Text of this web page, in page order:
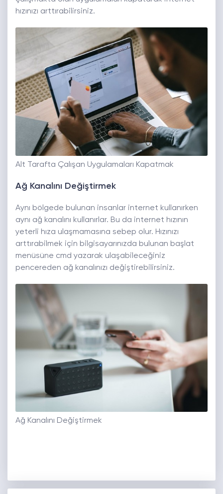
hızınızı arttırabilirsiniz.
Alt Tarafta Çalışan Uygulamaları Kapatmak
Ağ Kanalını Değiştirmek
Aynı bölgede bulunan insanlar internet kullanırken
aynı ağ kanalını kullanırlar. Bu da internet hızının
yeterli hıza ulaşmamasına sebep olur. Hızınızı
arttırabilmek için bilgisayarınızda bulunan başlat
menüsüne cmd yazarak ulaşabileceğiniz
pencereden ağ kanalınızı değiştirebilirsiniz.
Ağ Kanalını Değiştirmek